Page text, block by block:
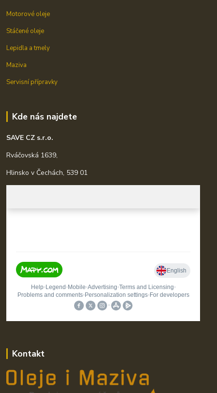
Motorové oleje
Stáčené oleje
Lepidla a tmely
Maziva
Servisní přípravky
Kde nás najdete
SAVE CZ s.r.o.
Rváčovská 1639,
Hlinsko v Čechách, 539 01
Kontakt